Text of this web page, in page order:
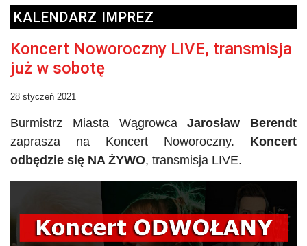
KALENDARZ IMPREZ
Koncert Noworoczny LIVE, transmisja
już w sobotę
28 styczeń 2021
Burmistrz Miasta WągrowcaJarosław Berendt
zaprasza na Koncert Noworoczny. Koncert
odbędzie się NA ŻYWO, transmisja LIVE.